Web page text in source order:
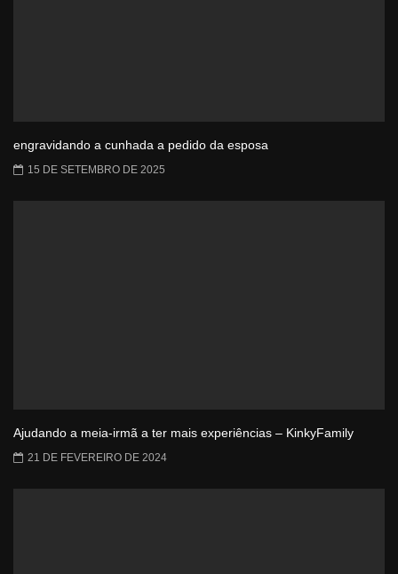
engravidando a cunhada a pedido da esposa
15 DE SETEMBRO DE 2025
Ajudando a meia-irmã a ter mais experiências – KinkyFamily
21 DE FEVEREIRO DE 2024